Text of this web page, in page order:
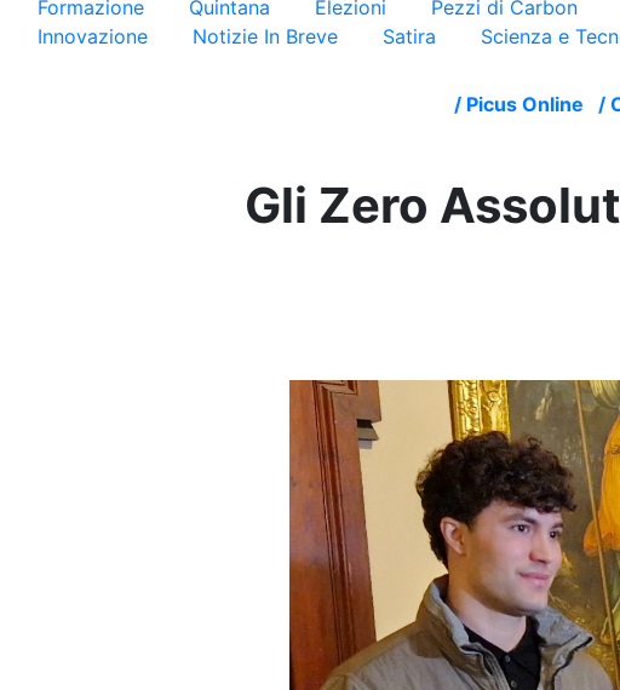
Formazione
Quintana Elezioni Pezzi di Carbon
Innovazione
Notizie In Breve Satira Scienza e
/ Picus Online /
Gli Zero